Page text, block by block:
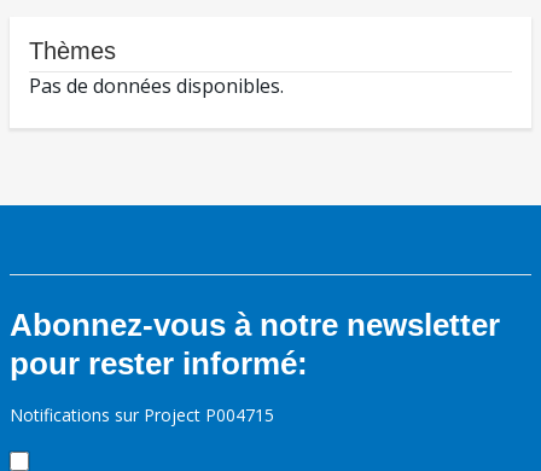
Thèmes
Pas de données disponibles.
Abonnez-vous à notre newsletter
pour rester informé:
Notifications sur Project P004715